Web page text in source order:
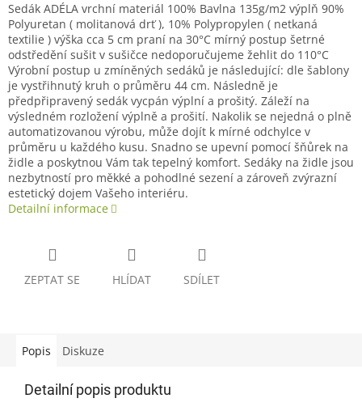
Sedák ADÉLA vrchní materiál 100% Bavlna 135g/m2 výplň 90%
Polyuretan ( molitanová drť ), 10% Polypropylen ( netkaná
textilie ) výška cca 5 cm praní na 30°C mírný postup šetrné
odstředění sušit v sušičce nedoporučujeme žehlit do 110°C
Výrobní postup u zmíněných sedáků je následující: dle šablony
je vystřihnutý kruh o průměru 44 cm. Následně je
předpřipravený sedák vycpán výplní a prošitý. Záleží na
výsledném rozložení výplně a prošití. Nakolik se nejedná o plně
automatizovanou výrobu, může dojít k mírné odchylce v
průměru u každého kusu. Snadno se upevní pomocí šňůrek na
židle a poskytnou Vám tak tepelný komfort. Sedáky na židle jsou
nezbytností pro měkké a pohodlné sezení a zároveň zvýrazní
estetický dojem Vašeho interiéru.
Detailní informace
ZEPTAT SE HLÍDAT SDÍLET
Popis Diskuze
Detailní popis produktu